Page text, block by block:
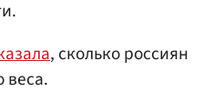
, сколько россиян
веса.